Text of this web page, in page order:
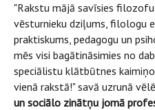
"Rakstu mājā savīsies
vēsturnieku dziļums, filologu
praktiskums, pedagogu un
mēs visi bagātināsimies no
speciālistu klātbūtnes
vienā rakstā!" savā uzrunā
un sociālo zinātņu jomā